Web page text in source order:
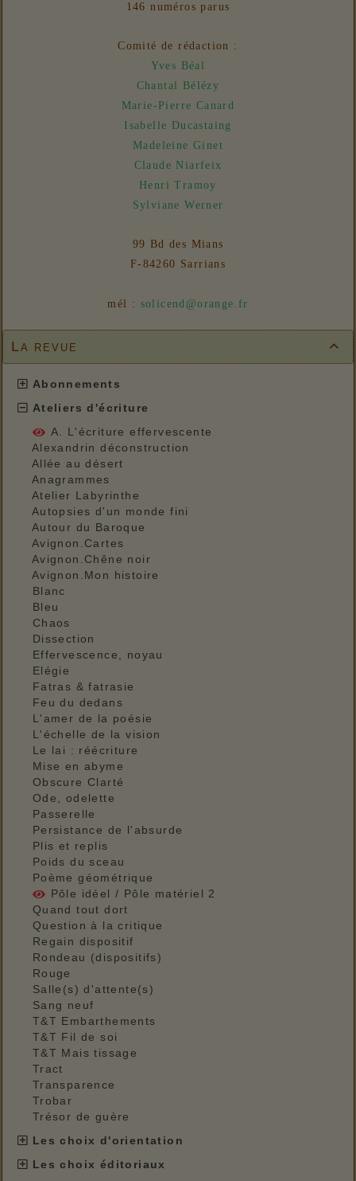
- Un euro ne fait pas le printemps
146 numéros parus
Comité de rédaction :
Yves Béal
Chantal Bélézy
Marie-Pierre Canard
Isabelle Ducastaing
Madeleine Ginet
Claude Niarfeix
Henri Tramoy
Sylviane Werner
99 Bd des Mians
F-84260 Sarrians
mél : solicend@orange.fr

La revue
Abonnements
Ateliers d'écriture
A. L'écriture effervescente
Alexandrin déconstruction
Allée au désert
Anagrammes
Atelier Labyrinthe
Autopsies d'un monde fini
Autour du Baroque
Avignon.Cartes
Avignon.Chêne noir
Avignon.Mon histoire
Blanc
Bleu
Chaos
Dissection
Effervescence, noyau
Elégie
Fatras & fatrasie
Feu du dedans
L'amer de la poésie
L'échelle de la vision
Le lai : réécriture
Mise en abyme
Obscure Clarté
Ode, odelette
Passerelle
Persistance de l'absurde
Plis et replis
Poids du sceau
Poème géométrique
Pôle idéel / Pôle matériel 2
Quand tout dort
Question à la critique
Regain dispositif
Rondeau (dispositifs)
Rouge
Salle(s) d'attente(s)
Sang neuf
T&T Embarthements
T&T Fil de soi
T&T Mais tissage
Tract
Transparence
Trobar
Trésor de guère
Les choix d'orientation
Les choix éditoriaux